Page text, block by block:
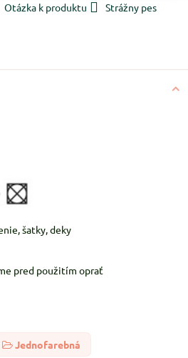
Otázka k produktu
Strážny pes
oblečenie, šatky, deky
pred použitím oprať
Jednofarebná